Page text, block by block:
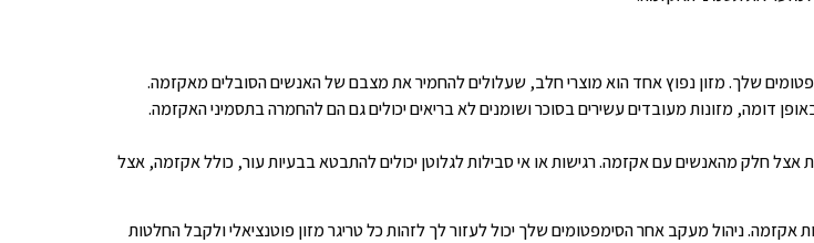
שלך. מזון נפוץ אחד הוא מוצרי חלב, שעלולים להחמיר את מצבם של האנשים הסובלים מאקזמה.
דומה, מזונות מעובדים עשירים בסוכר ושומנים לא בריאים יכולים גם הם להחמרה בתסמיני האקזמה.
אצל חלק מהאנשים עם אקזמה. רגישות או אי סבילות לגלוטן יכולים להתבטא בבעיות עור, כולל אקזמה, אצל
אקזמה. ניהול מעקב אחר הסימפטומים שלך יכול לעזור לך לזהות כל טריגר מזון פוטנציאלי ולקבל החלטות